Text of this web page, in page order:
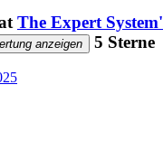
The Expert
anzeigen 5 Sterne